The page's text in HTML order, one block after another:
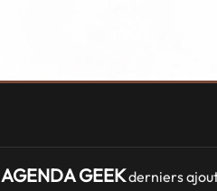
AGENDA GEEKderniers